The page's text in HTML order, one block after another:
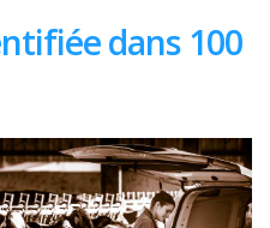
dans 100